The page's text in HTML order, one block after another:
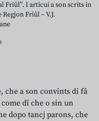
Friûl”. I articui a son scrits in
Friûl – V.J.
che a son convints di fâ
dî che o sin un
dopo tancj parons, che